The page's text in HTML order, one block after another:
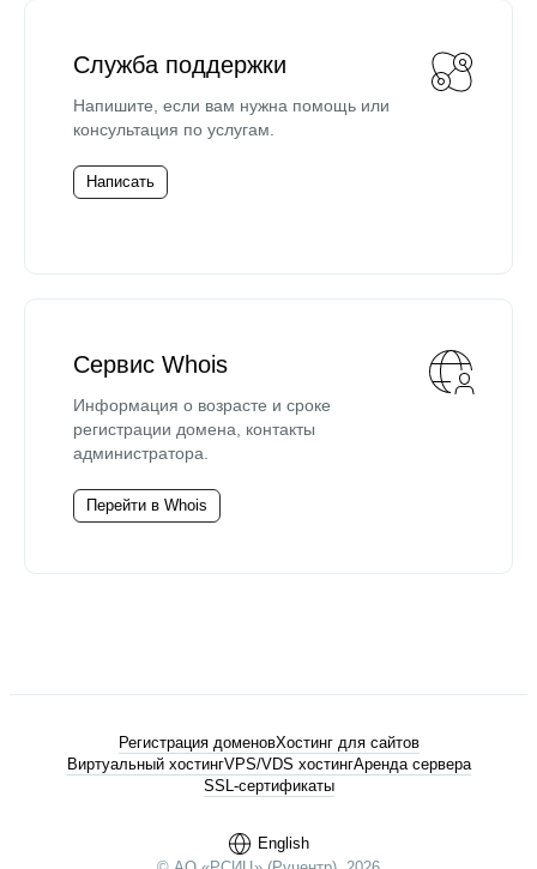
Служба поддержки
Напишите, если вам нужна помощь или
консультация по услугам.
Написать
Сервис Whois
Информация о возрасте и сроке
регистрации домена, контакты
администратора.
Перейти в Whois
English
Регистрация доменовХостинг для сайтов
Виртуальный хостингVPS/VDS хостингАренда сервера
SSL-сертификаты